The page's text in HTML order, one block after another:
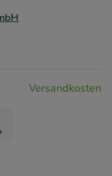
Versandkosten
¹